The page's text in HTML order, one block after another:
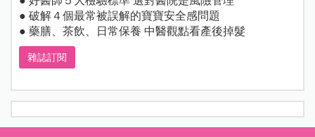
● 破解４個最常被誤解的寶寶安全感問題
● 藥膳、茶飲、日常保養 中醫觀點看產後掉髮
雜誌訂閱